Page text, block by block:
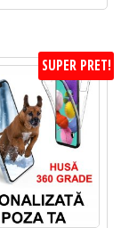
SUPER PRET!